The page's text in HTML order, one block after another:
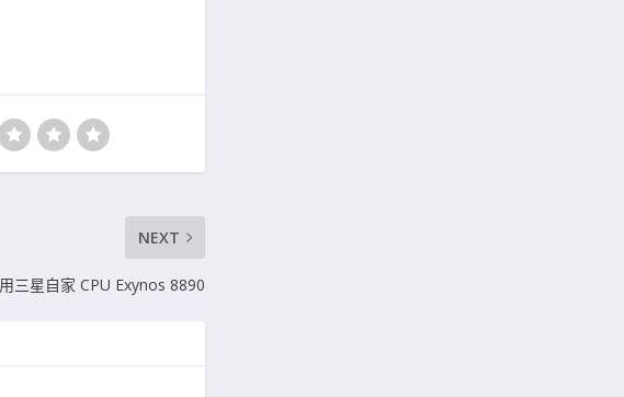
NEXT
三星自家 CPU Exynos 8890